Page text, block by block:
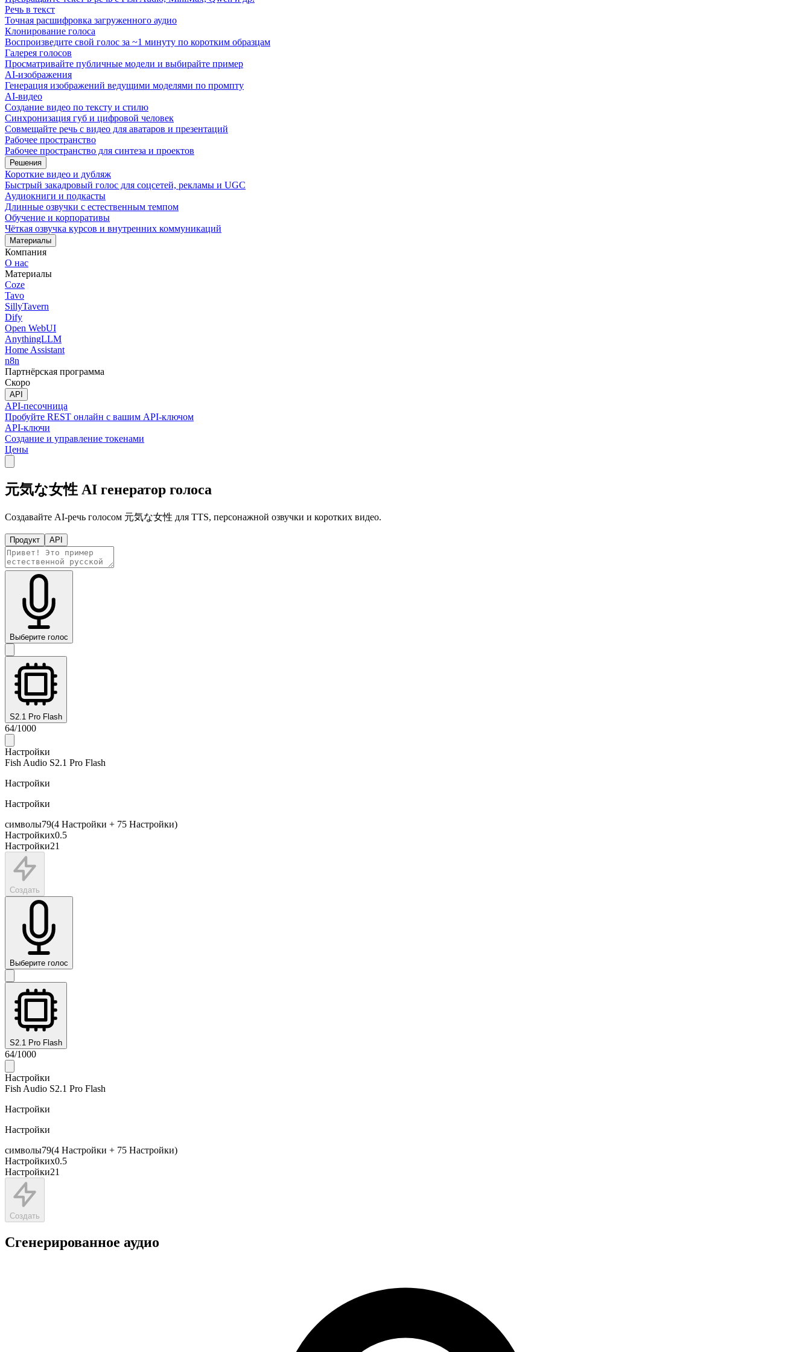
Речь в текст
Точная расшифровка загруженного аудио
Клонирование голоса
Воспроизведите свой голос за ~1 минуту по коротким образцам
Галерея голосов
Просматривайте публичные модели и выбирайте пример
AI-изображения
Генерация изображений ведущими моделями по промпту
AI-видео
Создание видео по тексту и стилю
Синхронизация губ и цифровой человек
Совмещайте речь с видео для аватаров и презентаций
Рабочее пространство
Рабочее пространство для синтеза и проектов
Решения
Короткие видео и дубляж
Быстрый закадровый голос для соцсетей, рекламы и UGC
Аудиокниги и подкасты
Длинные озвучки с естественным темпом
Обучение и корпоративы
Чёткая озвучка курсов и внутренних коммуникаций
Материалы
Компания
О нас
Материалы
Coze
Tavo
SillyTavern
Dify
Open WebUI
AnythingLLM
Home Assistant
n8n
Партнёрская программа
Скоро
API
API-песочница
Пробуйте REST онлайн с вашим API-ключом
API-ключи
Создание и управление токенами
Цены
元気な女性 AI генератор голоса
Создавайте AI-речь голосом 元気な女性 для TTS, персонажной озвучки и коротких видео.
Продукт API
Выберите голос
S2.1 Pro Flash
64/1000
Настройки
Fish Audio S2.1 Pro Flash
Настройки
Настройки
символы79(4 Настройки + 75 Настройки)
Настройкиx0.5
Настройки21
Создать
Выберите голос
S2.1 Pro Flash
64/1000
Настройки
Fish Audio S2.1 Pro Flash
Настройки
Настройки
символы79(4 Настройки + 75 Настройки)
Настройкиx0.5
Настройки21
Создать
Сгенерированное аудио